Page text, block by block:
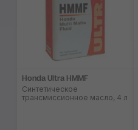
Honda Ultra HMMF
Синтетическое
трансмиссионное масло, 4 л